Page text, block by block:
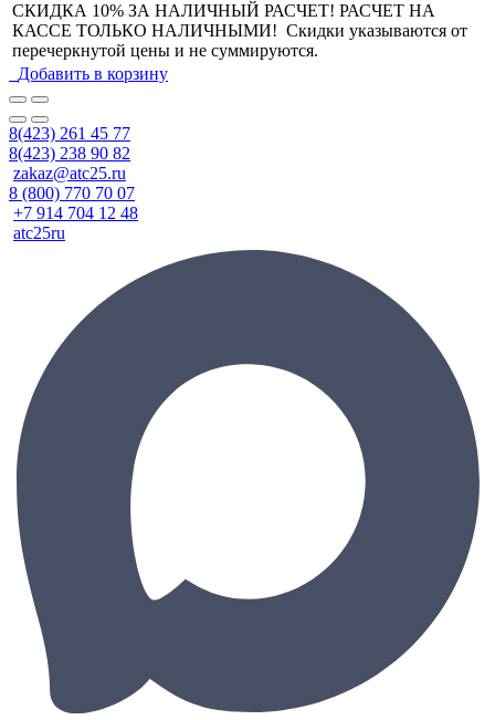
СКИДКА 10% ЗА НАЛИЧНЫЙ РАСЧЕТ! РАСЧЕТ НА
КАССЕ ТОЛЬКО НАЛИЧНЫМИ! Скидки указываются от
перечеркнутой цены и не суммируются.
Добавить в корзину
8(423) 261 45 77
8(423) 238 90 82
zakaz@atc25.ru
8 (800) 770 70 07
+7 914 704 12 48
atc25ru